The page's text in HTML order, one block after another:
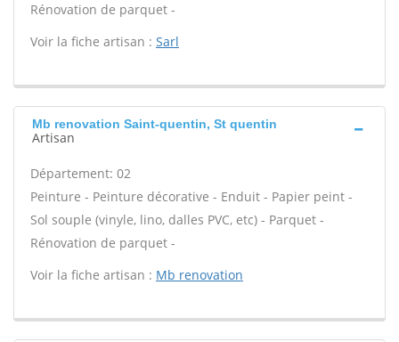
Rénovation de parquet -
Voir la fiche artisan : Sarl
Mb renovation Saint-quentin, St quentin
Artisan
Département: 02
Peinture - Peinture décorative - Enduit - Papier peint -
Sol souple (vinyle, lino, dalles PVC, etc) - Parquet -
Rénovation de parquet -
Voir la fiche artisan : Mb renovation